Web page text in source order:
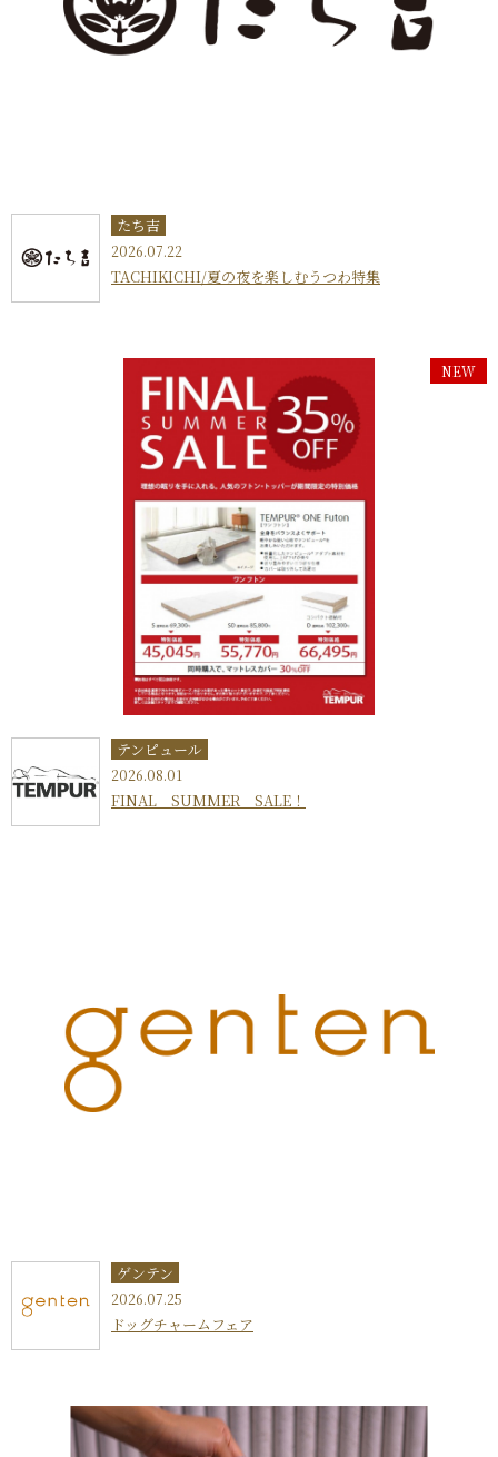
たち吉
2026.07.22
TACHIKICHI/夏の夜を楽しむうつわ特集
テンピュール
2026.08.01
FINAL SUMMER SALE！
NEW
ゲンテン
2026.07.25
ドッグチャームフェア